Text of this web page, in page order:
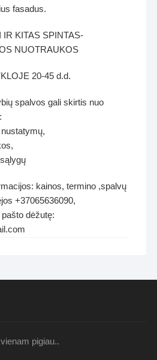
fasadus.
KITAS SPINTAS-
NUOTRAUKOS
20-45 d.d.
spalvos gali skirtis nuo
kainos, termino ,spalvų
+37065636090,
dėžutę:
pigiau..